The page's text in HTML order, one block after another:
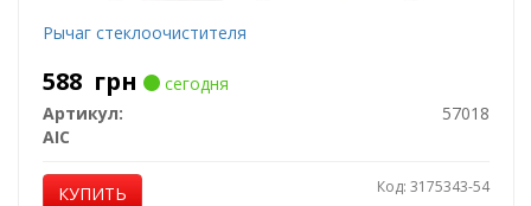
Рычаг стеклоочистителя
588 грн
сегодня
Артикул:
57018
AIC
КУПИТЬ Код: 3175343-54